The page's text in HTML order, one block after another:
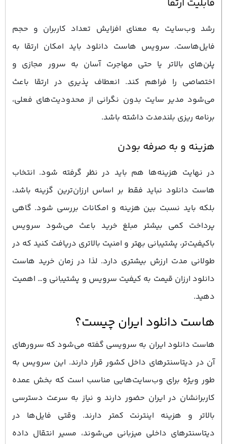
قابلیت ارتقا
رشد وب‌سایت به معنای افزایش تعداد کاربران و حجم
فایل‌هاست. سرویس هاست دانلود باید امکان ارتقا به
پلن‌های بالاتر یا حتی مهاجرت آسان به سرور مجازی و
اختصاصی را فراهم کند. انعطاف ‌پذیری در ارتقا باعث
می‌شود مدیر سایت بدون نگرانی از محدودیت‌های فعلی،
برنامه ‌ریزی بلندمدت داشته باشد.
هزینه و به‌ صرفه بودن
در نهایت هزینه‌ها هم باید در نظر گرفته شود. انتخاب
هاست دانلود نباید فقط بر اساس ارزان‌ترین گزینه باشد،
بلکه باید نسبت بین هزینه و امکانات بررسی شود. گاهی
پرداخت کمی بیشتر مبلغ خرید باعث می‌شود سرویس
باکیفیت‌تر، پشتیبانی بهتر و امنیت بالاتری دریافت کنید که در
طولانی ‌مدت ارزش بیشتری دارد. لذا در زمان خرید هاست
دانلود ارزان قیمت به کیفیت سرویس و پشتیبانی و… اهمیت
دهید.
هاست دانلود ایران چیست؟
هاست دانلود ایران به سرویسی گفته می‌شود که سرورهای
آن در دیتاسنترهای داخل کشور قرار دارند. این سرویس به
طور ویژه برای وب‌سایت‌هایی مناسب است که بخش عمده
کاربرانشان در ایران حضور دارند و نیاز به سرعت دسترسی
بالاتر و هزینه اینترنت کمتر دارند. وقتی فایل‌ها در
دیتاسنترهای داخلی میزبانی می‌شوند، مسیر انتقال داده